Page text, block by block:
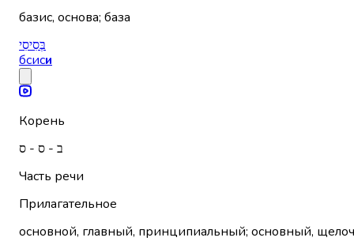
базис, основа; база
בְּסִיסִי
бсиси
Корень
ב - ס - ס
Часть речи
Прилагательное
основной, главный, принципиальный; основный,